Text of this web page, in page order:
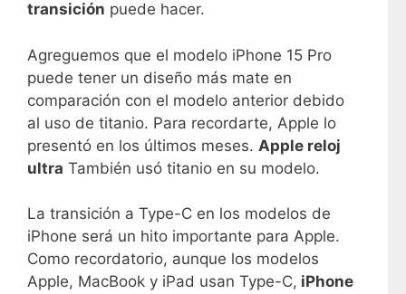
transición puede hacer.
Agreguemos que el modelo iPhone 15 Pro
puede tener un diseño más mate en
comparación con el modelo anterior debido
al uso de titanio. Para recordarte, Apple lo
presentó en los últimos meses. Apple reloj
ultra También usó titanio en su modelo.
La transición a Type-C en los modelos de
iPhone será un hito importante para Apple.
Como recordatorio, aunque los modelos
Apple, MacBook y iPad usan Type-C, iPhone